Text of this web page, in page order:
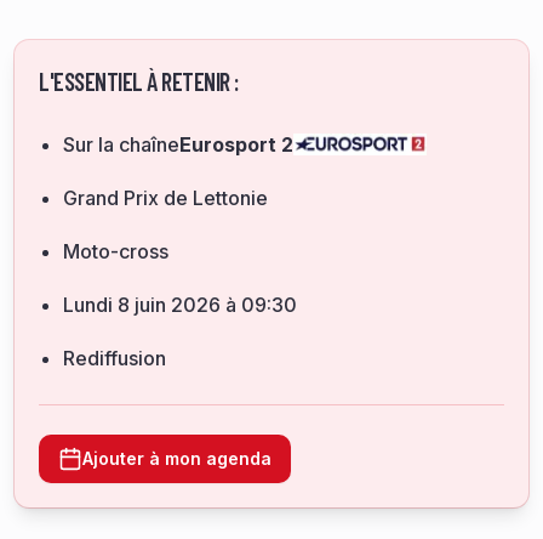
L'ESSENTIEL À RETENIR :
Sur la chaîneEurosport 2
Grand Prix de Lettonie
Moto-cross
lundi 8 juin 2026 à 09:30
Rediffusion
Ajouter à mon agenda